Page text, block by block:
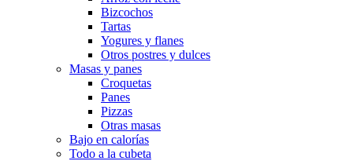
Bizcochos
Tartas
Yogures y flanes
Otros postres y dulces
Masas y panes
Croquetas
Panes
Pizzas
Otras masas
Bajo en calorías
Todo a la cubeta